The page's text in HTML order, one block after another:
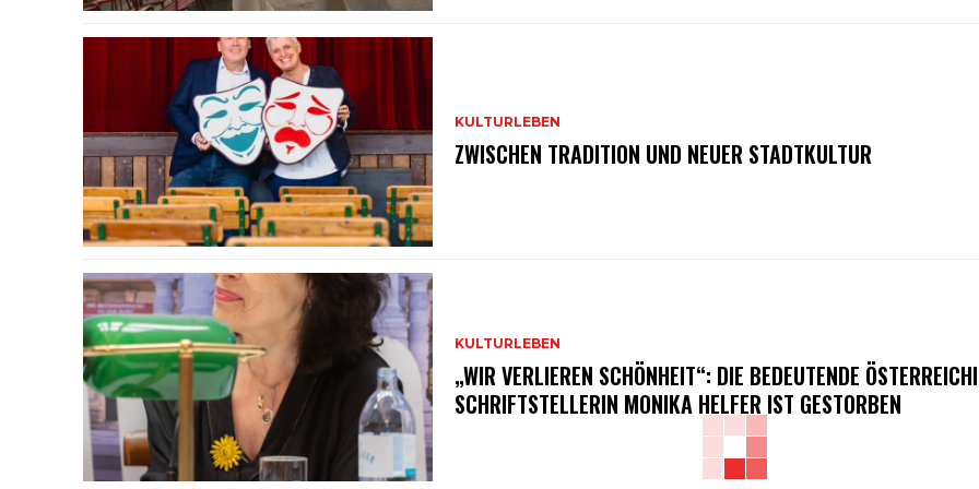
KULTURLEBEN
ZWISCHEN TRADITION UND NEUER STADTKULTUR
KULTURLEBEN
„WIR VERLIEREN SCHÖNHEIT“: DIE BEDEUTENDE
SCHRIFTSTELLERIN MONIKA HELFER IST GESTORBEN